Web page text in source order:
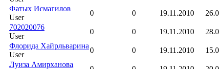
Фатых Исмагилов
User
0 0 19.11.2010
702020076
User
0 0 19.11.2010
Флорида Хайрльварина
User
0 0 19.11.2010
Луиза Амирханова